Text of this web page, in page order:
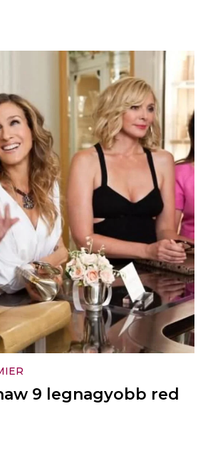
9 legnagyobb red